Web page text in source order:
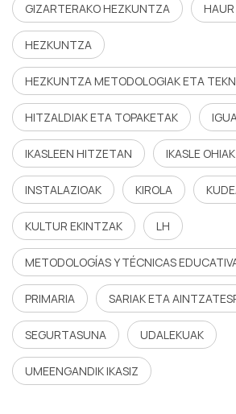
GIZARTERAKO HEZKUNTZA
HEZKUNTZA
HEZKUNTZA METODOLOGIAK ETA
HITZALDIAK ETA TOPAKETAK
IKASLEEN HITZETAN IKASLE OHIAK
INSTALAZIOAK KIROLA
KULTUR EKINTZAK LH
METODOLOGÍAS Y TÉCNICAS
PRIMARIA SARIAK ETA
SEGURTASUNA UDALEKUAK
UMEENGANDIK IKASIZ